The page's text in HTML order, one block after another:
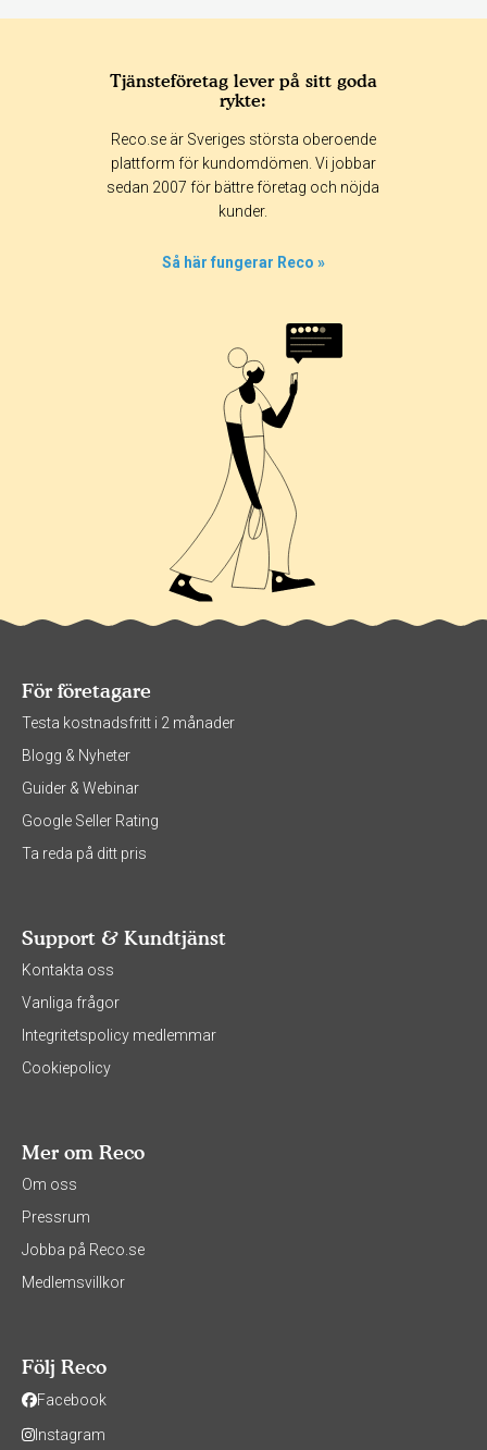
Tjänsteföretag lever på sitt goda
rykte:
Reco.se är Sveriges största oberoende
plattform för kundomdömen. Vi jobbar
sedan 2007 för bättre företag och nöjda
kunder.
Så här fungerar Reco »
För företagare
Testa kostnadsfritt i 2 månader
Blogg & Nyheter
Guider & Webinar
Google Seller Rating
Ta reda på ditt pris
Support & Kundtjänst
Kontakta oss
Vanliga frågor
Integritetspolicy medlemmar
Cookiepolicy
Mer om Reco
Om oss
Pressrum
Jobba på Reco.se
Medlemsvillkor
Följ Reco
Facebook
Instagram